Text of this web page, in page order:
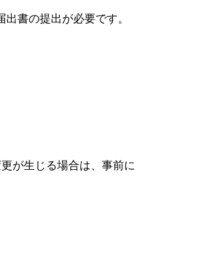
書の提出が必要です。
が生じる場合は、事前に